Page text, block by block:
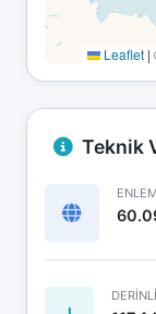
Leaflet |
Teknik